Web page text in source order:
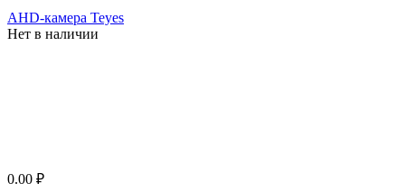
AHD-камера Teyes
Нет в наличии
0.00 ₽